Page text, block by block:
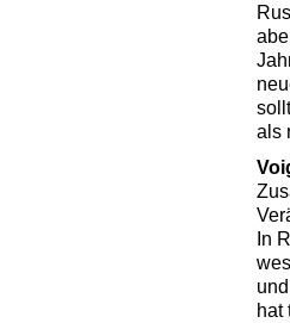
als
In
hat